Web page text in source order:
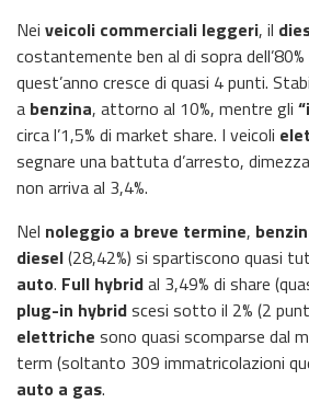
Nei veicoli commerciali leggeri, il
costantemente ben al di sopra
quest’anno cresce di quasi 4 punti.
a benzina, attorno al 10%, mentre gli
circa l’1,5% di market share. I veicoli
segnare una battuta d’arresto,
non arriva al 3,4%.
Nel noleggio a breve termine,
diesel(28,42%) si spartiscono quasi
auto. Full hybridal 3,49% di share
plug-in hybridscesi sotto il 2% (2
elettriche sono quasi scomparse dal
term (soltanto 309 immatricolazioni
auto a gas.